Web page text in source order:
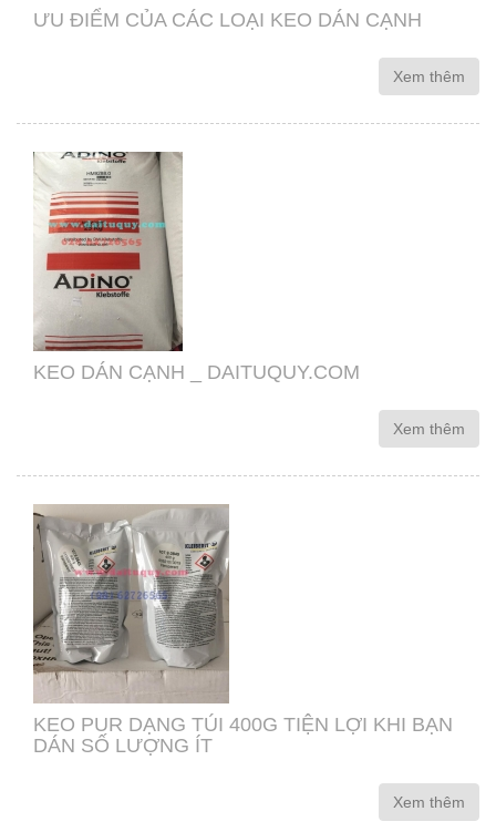
ƯU ĐIỂM CỦA CÁC LOẠI KEO DÁN CẠNH
Xem thêm
KEO DÁN CẠNH _ DAITUQUY.COM
Xem thêm
KEO PUR DẠNG TÚI 400G TIỆN LỢI KHI BẠN
DÁN SỐ LƯỢNG ÍT
Xem thêm